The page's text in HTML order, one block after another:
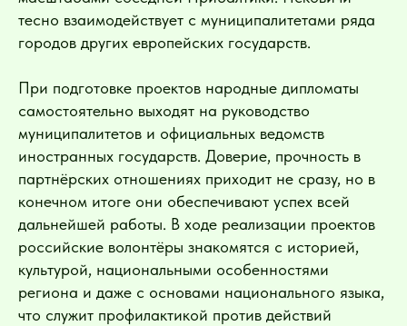
тесно взаимодействует с муниципалитетами ряда
городов других европейских государств.
При подготовке проектов народные дипломаты
самостоятельно выходят на руководство
муниципалитетов и официальных ведомств
иностранных государств. Доверие, прочность в
партнёрских отношениях приходит не сразу, но в
конечном итоге они обеспечивают успех всей
дальнейшей работы. В ходе реализации проектов
российские волонтёры знакомятся с историей,
культурой, национальными особенностями
региона и даже с основами национального языка,
что служит профилактикой против действий